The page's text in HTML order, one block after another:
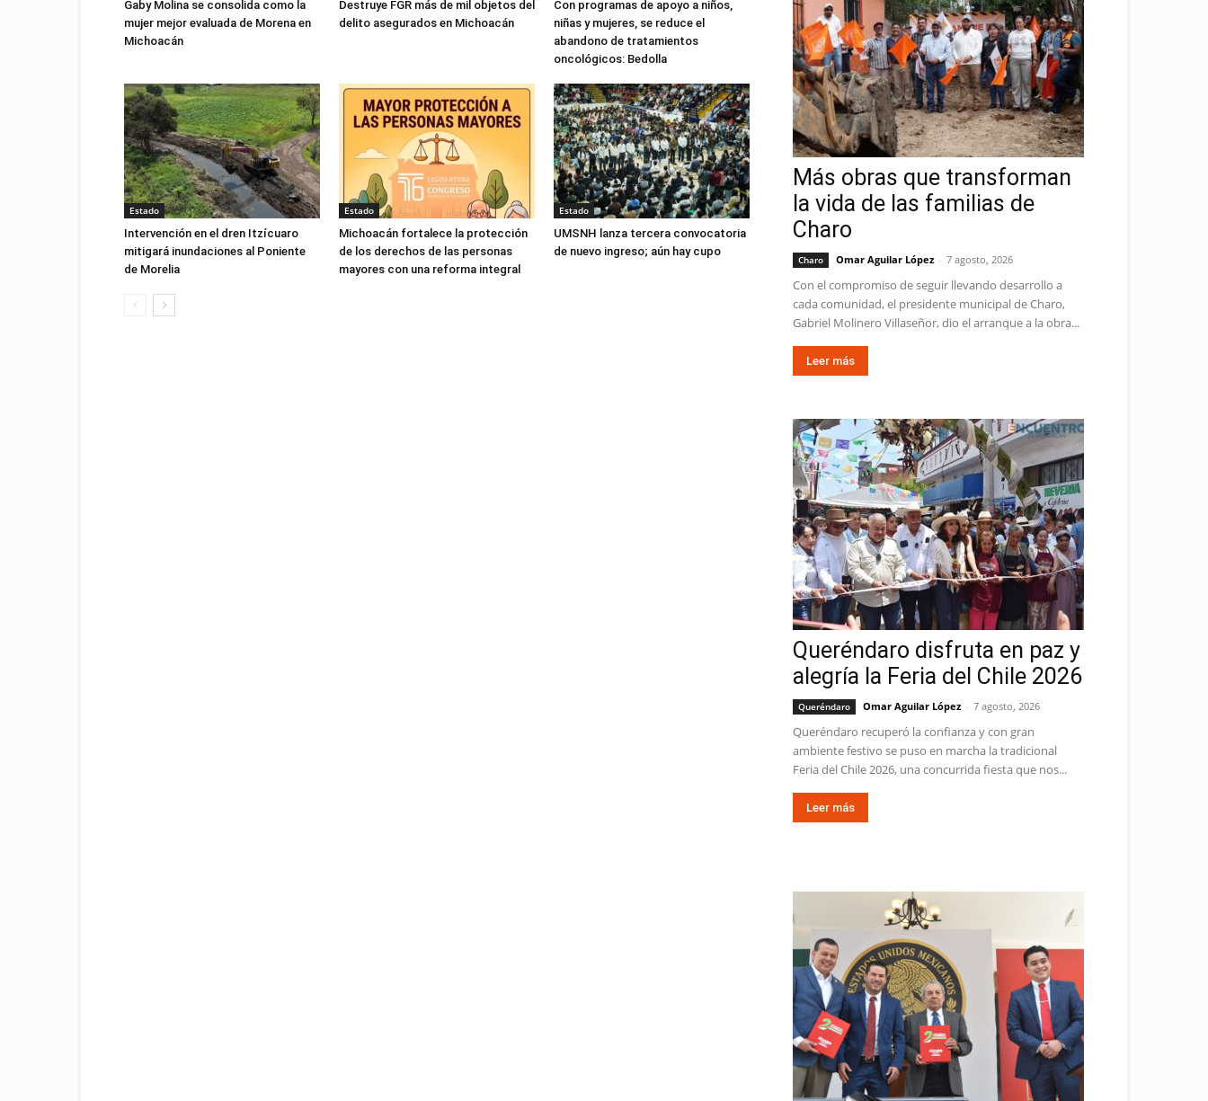
Gaby Molina se consolida como la
mujer mejor evaluada de Morena en
Michoacán
Destruye FGR más de mil objetos del
delito asegurados en Michoacán
Con programas de apoyo a niños,
niñas y mujeres, se reduce el
abandono de tratamientos
oncológicos: Bedolla
Estado
Intervención en el dren Itzícuaro
mitigará inundaciones al Poniente
de Morelia
Estado
Michoacán fortalece la protección
de los derechos de las personas
mayores con una reforma integral
Estado
UMSNH lanza tercera convocatoria
de nuevo ingreso; aún hay cupo
Más obras que transforman
la vida de las familias de
Charo
Charo Omar Aguilar López - 7 agosto, 2026
Con el compromiso de seguir llevando desarrollo a
cada comunidad, el presidente municipal de Charo,
Gabriel Molinero Villaseñor, dio el arranque a la obra...
Leer más
Queréndaro disfruta en paz y
alegría la Feria del Chile 2026
Queréndaro Omar Aguilar López - 7 agosto, 2026
Queréndaro recuperó la confianza y con gran
ambiente festivo se puso en marcha la tradicional
Feria del Chile 2026, una concurrida fiesta que nos...
Leer más